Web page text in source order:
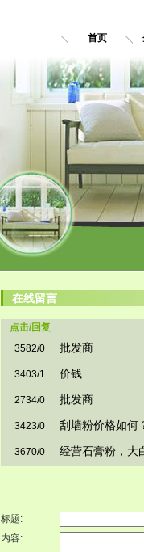
首页
在线留言
点击/回复
3582/0
批发商
3403/1 价钱
2734/0 批发商
3423/0 刮墙粉价格如何
3670/0 经营石膏粉，大
标题:
内容: